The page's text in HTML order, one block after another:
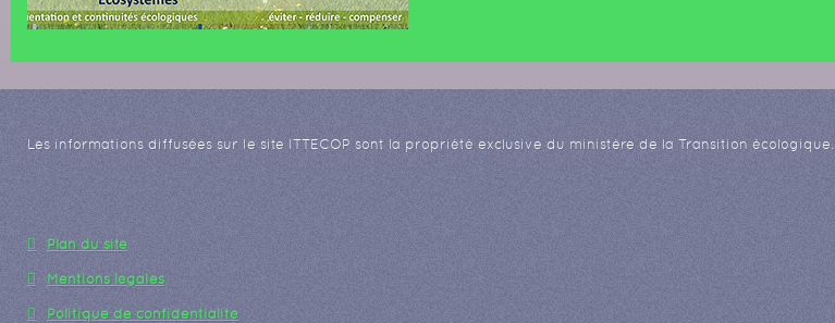
Les informations diffusées sur le site ITTECOP sont la propriété exclusive du ministère de la Transition écologique.
Plan du site
Mentions légales
Politique de confidentialité